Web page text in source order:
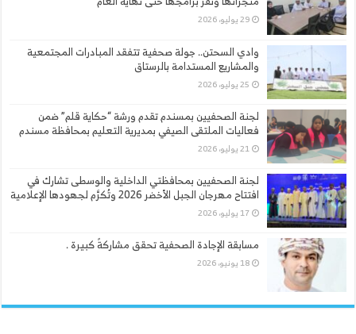
29 يوليو، 2026
وادي السحتن.. جولة صحفية تتفقد المبادرات المجتمعية
والمشاريع المستدامة بالرستاق
25 يوليو، 2026
لجنة الصحفيين بمسندم تقدم ورشة “حكاية قلم” ضمن
فعاليات الملتقى الصيفي بمديرية التعليم بمحافظة مسندم
21 يوليو، 2026
لجنة الصحفيين بمحافظتي الداخلية والوسطى تشارك في
افتتاح مهرجان الجبل الأخضر 2026 وتُكرَّم لجهودها الإعلامية
17 يوليو، 2026
مسابقة الإجادة الصحفية تحقق مشاركةً كبيرة .
18 يونيو، 2026